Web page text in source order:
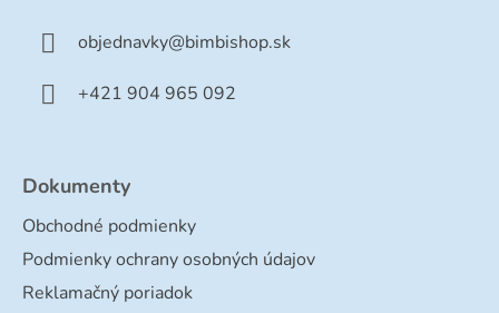
k
objednavky@bimbishop.sk
+421 904 965 092
Dokumenty
Obchodné podmienky
Podmienky ochrany osobných údajov
Reklamačný poriadok